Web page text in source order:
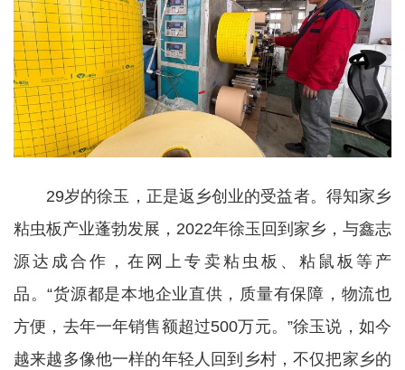
29岁的徐玉，正是返乡创业的受益者。得知家乡
粘虫板产业蓬勃发展，2022年徐玉回到家乡，与鑫志
源达成合作，在网上专卖粘虫板、粘鼠板等产
品。“货源都是本地企业直供，质量有保障，物流也
方便，去年一年销售额超过500万元。”徐玉说，如今
越来越多像他一样的年轻人回到乡村，不仅把家乡的